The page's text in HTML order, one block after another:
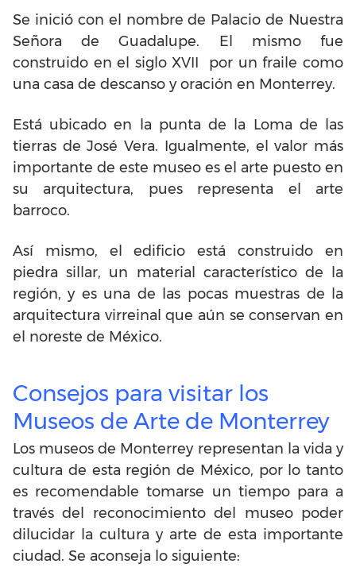
Se inició con el nombre de Palacio de Nuestra
Señora de Guadalupe. El mismo fue
construido en el siglo XVII por un fraile como
una casa de descanso y oración en Monterrey.
Está ubicado en la punta de la Loma de las
tierras de José Vera. Igualmente, el valor más
importante de este museo es el arte puesto en
su arquitectura, pues representa el arte
barroco.
Así mismo, el edificio está construido en
piedra sillar, un material característico de la
región, y es una de las pocas muestras de la
arquitectura virreinal que aún se conservan en
el noreste de México.
Consejos para visitar los
Museos de Arte de Monterrey
Los museos de Monterrey representan la vida y
cultura de esta región de México, por lo tanto
es recomendable tomarse un tiempo para a
través del reconocimiento del museo poder
dilucidar la cultura y arte de esta importante
ciudad. Se aconseja lo siguiente: